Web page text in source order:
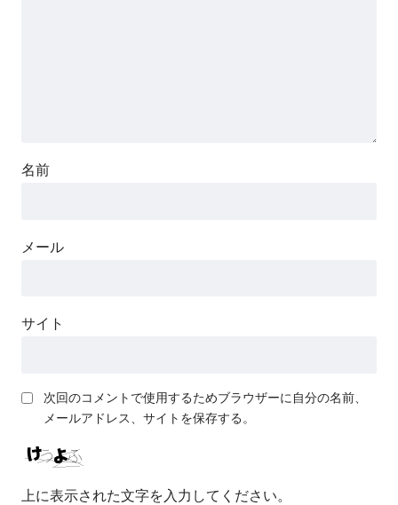
名前
メール
サイト
次回のコメントで使用するためブラウザーに自分の名前、
メールアドレス、サイトを保存する。
上に表示された文字を入力してください。